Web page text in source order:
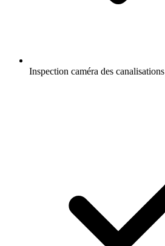
Inspection caméra des canalisations